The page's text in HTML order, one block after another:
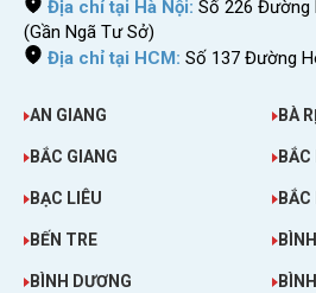
Địa chỉ tại Hà Nội: Số 226 Đường
(Gần Ngã Tư Sở)
Địa chỉ tại HCM: Số 137 Đường
AN GIANG BÀ
BẮC GIANG BẮC
BẠC LIÊU BẮC
BẾN TRE
BÌNH DƯƠNG